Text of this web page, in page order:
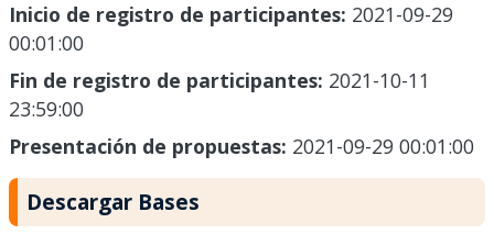
Inicio de registro de participantes: 2021-09-29
00:01:00
Fin de registro de participantes: 2021-10-11
23:59:00
Presentación de propuestas: 2021-09-29 00:01:00
Descargar Bases